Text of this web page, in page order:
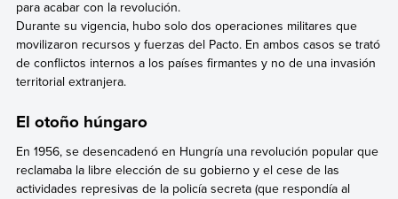
para acabar con la revolución.
Durante su vigencia, hubo solo dos operaciones militares que
movilizaron recursos y fuerzas del Pacto. En ambos casos se trató
de conflictos internos a los países firmantes y no de una invasión
territorial extranjera.
El otoño húngaro
En 1956, se desencadenó en Hungría una revolución popular que
reclamaba la libre elección de su gobierno y el cese de las
actividades represivas de la policía secreta (que respondía al